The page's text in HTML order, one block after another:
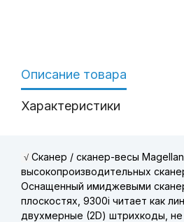
Описание товара
Характеристики
√ Сканер / сканер-весы
высокопроизводительных
Оснащенный имиджевыми
плоскостях, 9300i читает как
двухмерные (2D) штрихкоды, не